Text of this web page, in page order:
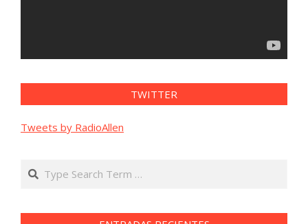
TWITTER
Tweets by RadioAllen
Search